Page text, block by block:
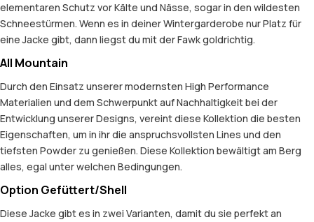
elementaren Schutz vor Kälte und Nässe, sogar in den wildesten
Schneestürmen. Wenn es in deiner Wintergarderobe nur Platz für
eine Jacke gibt, dann liegst du mit der Fawk goldrichtig.
All Mountain
Durch den Einsatz unserer modernsten High Performance
Materialien und dem Schwerpunkt auf Nachhaltigkeit bei der
Entwicklung unserer Designs, vereint diese Kollektion die besten
Eigenschaften, um in ihr die anspruchsvollsten Lines und den
tiefsten Powder zu genießen. Diese Kollektion bewältigt am Berg
alles, egal unter welchen Bedingungen.
Option Gefüttert/Shell
Diese Jacke gibt es in zwei Varianten, damit du sie perfekt an